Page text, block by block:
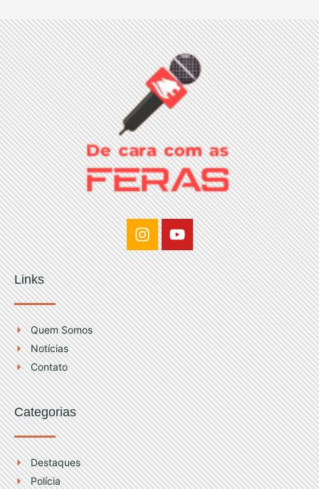
I
n
s
t
a
g
r
a
m
Y
o
u
t
u
b
e
Links
Quem Somos
Notícias
Contato
Categorias
Destaques
Polícia